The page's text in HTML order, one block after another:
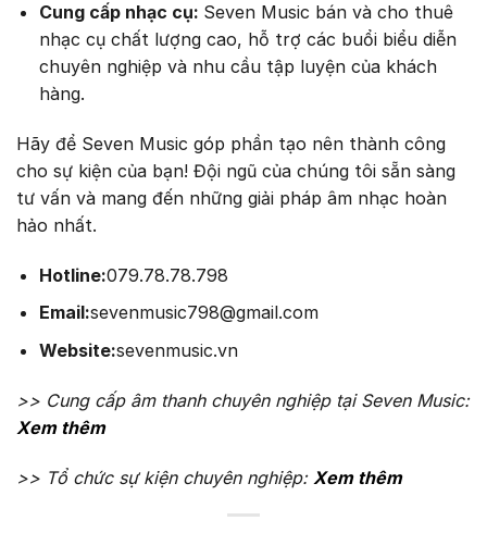
Cung cấp nhạc cụ: Seven Music bán và cho thuê
nhạc cụ chất lượng cao, hỗ trợ các buổi biểu diễn
chuyên nghiệp và nhu cầu tập luyện của khách
hàng.
Hãy để Seven Music góp phần tạo nên thành công
cho sự kiện của bạn! Đội ngũ của chúng tôi sẵn sàng
tư vấn và mang đến những giải pháp âm nhạc hoàn
hảo nhất.
Hotline:079.78.78.798
Email:sevenmusic798@gmail.com
Website:sevenmusic.vn
>> Cung cấp âm thanh chuyên nghiệp tại Seven Music:
Xem thêm
>> Tổ chức sự kiện chuyên nghiệp: Xem thêm